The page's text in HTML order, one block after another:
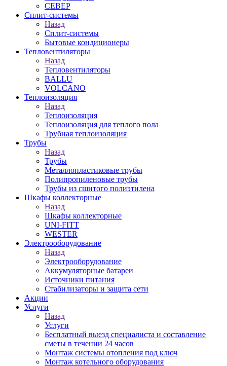
СЕВЕР
Сплит-системы
Назад
Сплит-системы
Бытовые кондиционеры
Тепловентиляторы
Назад
Тепловентиляторы
BALLU
VOLCANO
Теплоизоляция
Назад
Теплоизоляция
Теплоизоляция для теплого пола
Трубная теплоизоляция
Трубы
Назад
Трубы
Металлопластиковые трубы
Полипропиленовые трубы
Трубы из сшитого полиэтилена
Шкафы коллекторные
Назад
Шкафы коллекторные
UNI-FITT
WESTER
Электрооборудование
Назад
Электрооборудование
Аккумуляторные батареи
Источники питания
Стабилизаторы и защита сети
Акции
Услуги
Назад
Услуги
Бесплатный выезд специалиста и составление
сметы в течении 24 часов
Монтаж системы отопления под ключ
Монтаж котельного оборудования